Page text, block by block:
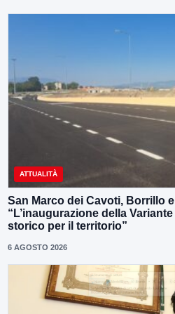
ATTUALITÀ
San Marco dei Cavoti, Borrillo
“L’inaugurazione della
storico per il territorio”
6 AGOSTO 2026